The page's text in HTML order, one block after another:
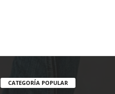
CATEGORÍA POPULAR